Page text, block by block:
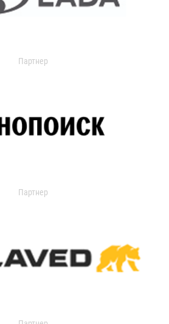
Партнер
Партнер